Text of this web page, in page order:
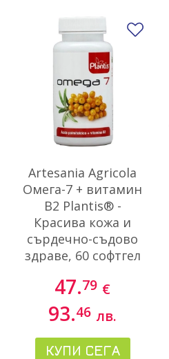
Artesania Agricola
Омега-7 + витамин
В2 Plantis® -
Красива кожа и
сърдечно-съдово
здраве, 60 софтгел
47.79 €
93.46 лв.
КУПИ СЕГА